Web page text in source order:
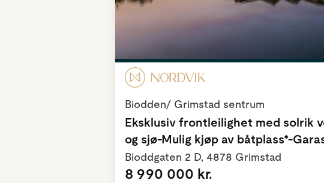
Biodden/ Grimstad sentrum
Eksklusiv frontleilighet med solrik
og sjø-Mulig kjøp av båtplass*-
Bioddgaten 2 D, 4878 Grimstad
8 990 000 kr.